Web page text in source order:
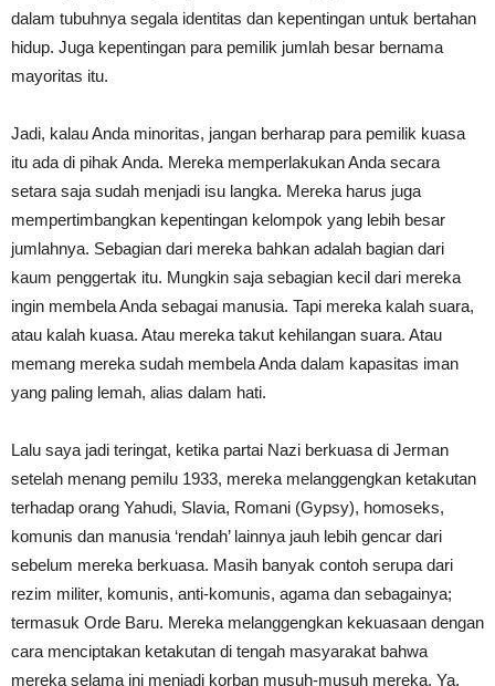
dalam tubuhnya segala identitas dan kepentingan untuk bertahan
hidup. Juga kepentingan para pemilik jumlah besar bernama
mayoritas itu.
Jadi, kalau Anda minoritas, jangan berharap para pemilik kuasa
itu ada di pihak Anda. Mereka memperlakukan Anda secara
setara saja sudah menjadi isu langka. Mereka harus juga
mempertimbangkan kepentingan kelompok yang lebih besar
jumlahnya. Sebagian dari mereka bahkan adalah bagian dari
kaum penggertak itu. Mungkin saja sebagian kecil dari mereka
ingin membela Anda sebagai manusia. Tapi mereka kalah suara,
atau kalah kuasa. Atau mereka takut kehilangan suara. Atau
memang mereka sudah membela Anda dalam kapasitas iman
yang paling lemah, alias dalam hati.
Lalu saya jadi teringat, ketika partai Nazi berkuasa di Jerman
setelah menang pemilu 1933, mereka melanggengkan ketakutan
terhadap orang Yahudi, Slavia, Romani (Gypsy), homoseks,
komunis dan manusia ‘rendah’ lainnya jauh lebih gencar dari
sebelum mereka berkuasa. Masih banyak contoh serupa dari
rezim militer, komunis, anti-komunis, agama dan sebagainya;
termasuk Orde Baru. Mereka melanggengkan kekuasaan dengan
cara menciptakan ketakutan di tengah masyarakat bahwa
mereka selama ini menjadi korban musuh-musuh mereka. Ya,